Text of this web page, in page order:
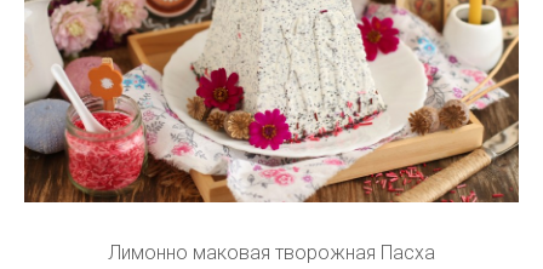
Лимонно маковая творожная Пасха